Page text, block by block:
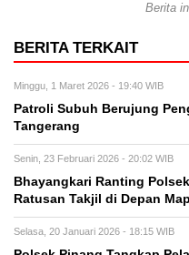
Berita
BERITA TERKAIT
Minggu, 1 Maret 2026 - 19:40 WIB
Patroli Subuh Berujung
Tangerang
Senin, 23 Februari 2026 - 20:02 WIB
Bhayangkari Ranting
Ratusan Takjil di Depan
Selasa, 20 Januari 2026 - 18:15 WIB